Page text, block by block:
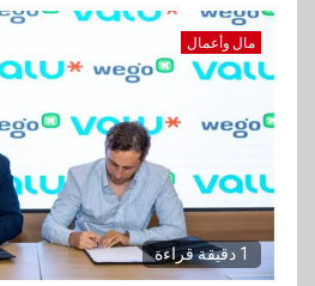
مال وأعمال
1 دقيقة قراءة